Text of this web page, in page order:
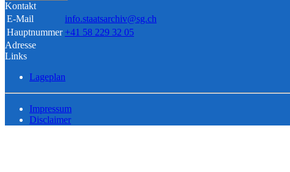
Kontakt
E-Mail
info.staatsarchiv@sg.ch
Hauptnummer +41 58 229 32 05
Adresse
Links
Lageplan
Impressum
Disclaimer